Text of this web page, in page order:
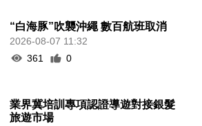
“白海豚”吹襲沖繩 數百航班取消
2026-08-07 11:32
361
0
業界冀培訓專項認證導遊對接銀髮
旅遊市場